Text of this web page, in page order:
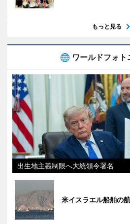
もっと見る
ワールドフォト
出生地主義制限へ大統領令署名
米イスラエル船舶の